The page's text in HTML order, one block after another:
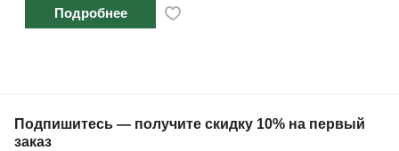
Подробнее
Подпишитесь — получите скидку 10% на первый
заказ